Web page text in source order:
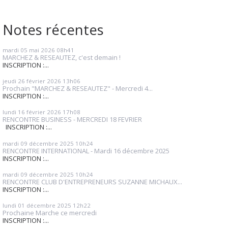
Notes récentes
mardi 05 mai 2026 08h41
MARCHEZ & RESEAUTEZ, c'est demain !
INSCRIPTION :...
jeudi 26 février 2026 13h06
Prochain "MARCHEZ & RESEAUTEZ" - Mercredi 4...
INSCRIPTION :...
lundi 16 février 2026 17h08
RENCONTRE BUSINESS - MERCREDI 18 FEVRIER
INSCRIPTION :...
mardi 09 décembre 2025 10h24
RENCONTRE INTERNATIONAL - Mardi 16 décembre 2025
INSCRIPTION :...
mardi 09 décembre 2025 10h24
RENCONTRE CLUB D'ENTREPRENEURS SUZANNE MICHAUX...
INSCRIPTION :...
lundi 01 décembre 2025 12h22
Prochaine Marche ce mercredi
INSCRIPTION :...